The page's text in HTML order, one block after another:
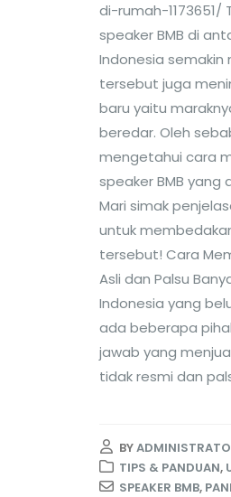
di-rumah-1173651/
speaker BMB di
Indonesia semakin
tersebut juga
baru yaitu
beredar. Oleh
mengetahui cara
speaker BMB yang
Mari simak
untuk
tersebut! Cara
Asli dan Palsu
Indonesia yang
ada beberapa
jawab yang
tidak resmi dan
BY
TIPS & PANDUAN,
SPEAKER BMB,